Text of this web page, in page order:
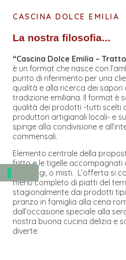
CASCINA DOLCE EMILIA
La nostra filosofia...
“Cascina Dolce Emilia –
è un format che nasce con
punto di riferimento per una
qualità e alla ricerca dei sapori
tradizione emiliana. Il format è
qualità dei prodotti -tutti scelti
produttori artigianali locali- e
spinge alla condivisione e
commensali.
Elemento centrale della
fritto e le tigelle accompagnati
formaggi, o misti. L’offerta si
menù completo di piatti del
stagionalmente dai prodotti
pranzo in famiglia alla cena
dall’occasione speciale alla
nostra buona cucina delizia e
diverte.